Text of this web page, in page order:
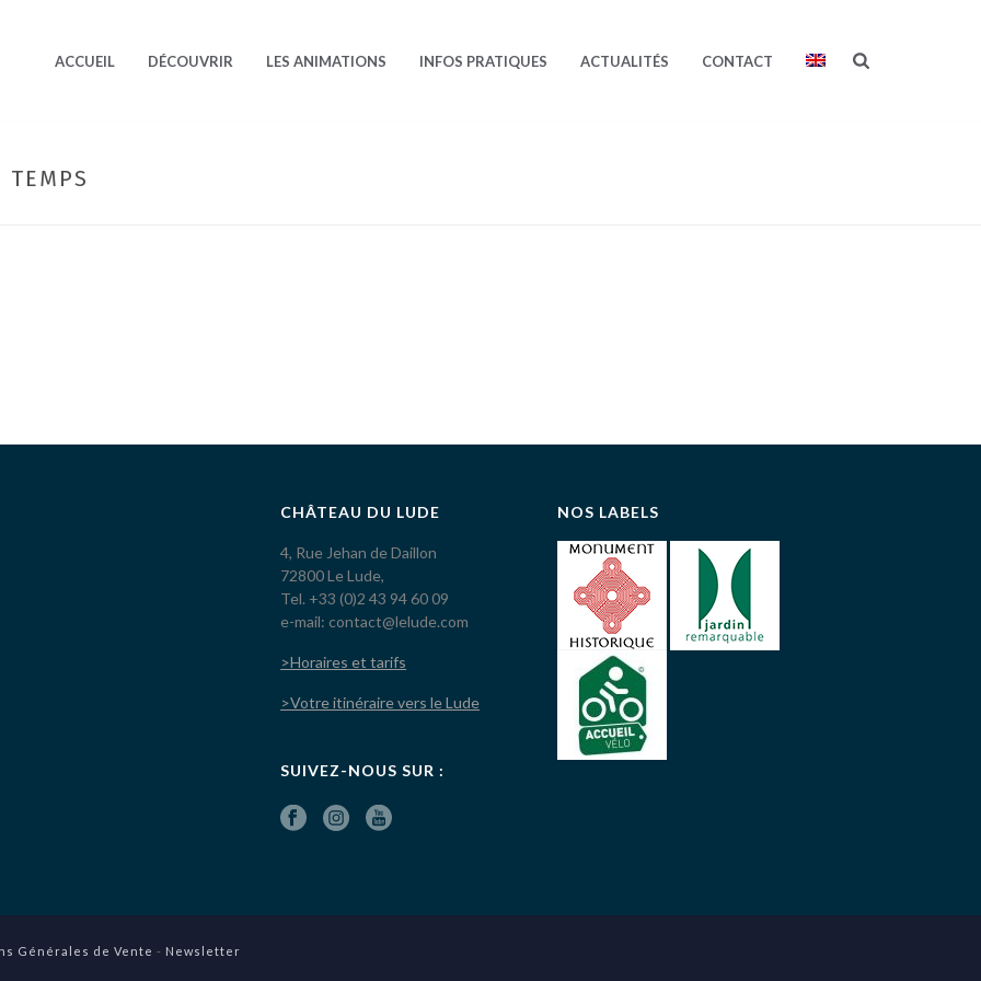
ACCUEIL DÉCOUVRIR LES ANIMATIONS INFOS PRATIQUES ACTUALITÉS CONTACT
TEMPS
CHÂTEAU DU LUDE
4, Rue Jehan de Daillon
72800 Le Lude,
Tel. +33 (0)2 43 94 60 09
e-mail: contact@lelude.com
>Horaires et tarifs
>Votre itinéraire vers le Lude
SUIVEZ-NOUS SUR :
NOS LABELS
Générales de Vente - Newsletter